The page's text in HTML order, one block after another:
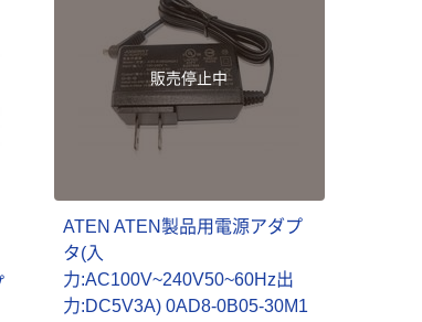
販売停止中
ATEN ATEN製品用電源アダプ
タ(入
力:AC100V~240V50~60Hz出
力:DC5V3A) 0AD8-0B05-30M1
衛門 「お茶、どう
アスクル プラス
チックグローブ
粉なし（パウダ
ーフリー）
￥398~ （税込）
本気プライス
ニチバン セロテ
ープ 大巻
￥124~
ンテープ
￥216~
本気プライス